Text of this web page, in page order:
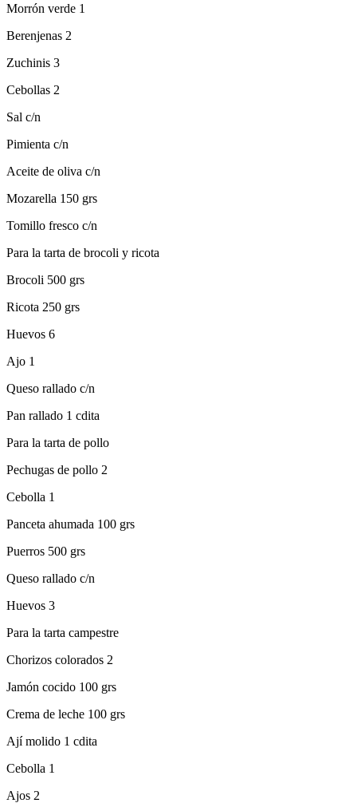
Morrón verde 1
Berenjenas 2
Zuchinis 3
Cebollas 2
Sal c/n
Pimienta c/n
Aceite de oliva c/n
Mozarella 150 grs
Tomillo fresco c/n
Para la tarta de brocoli y ricota
Brocoli 500 grs
Ricota 250 grs
Huevos 6
Ajo 1
Queso rallado c/n
Pan rallado 1 cdita
Para la tarta de pollo
Pechugas de pollo 2
Cebolla 1
Panceta ahumada 100 grs
Puerros 500 grs
Queso rallado c/n
Huevos 3
Para la tarta campestre
Chorizos colorados 2
Jamón cocido 100 grs
Crema de leche 100 grs
Ají molido 1 cdita
Cebolla 1
Ajos 2